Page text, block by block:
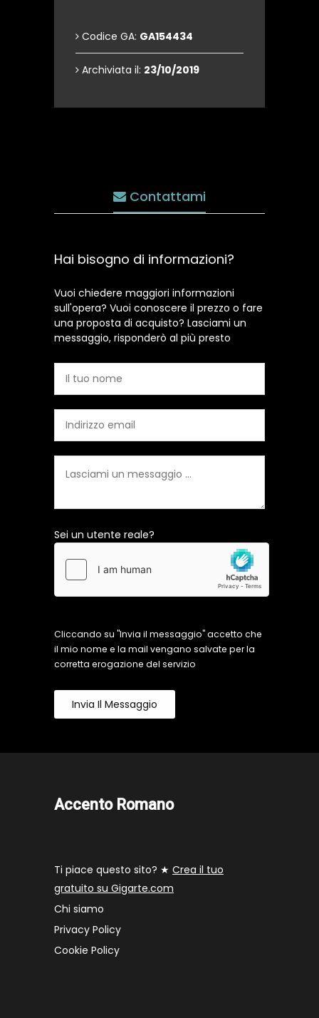
Codice GA: GA154434
Archiviata il: 23/10/2019
Contattami
Hai bisogno di informazioni?
Vuoi chiedere maggiori informazioni
sull'opera? Vuoi conoscere il prezzo o fare
una proposta di acquisto? Lasciami un
messaggio, risponderò al più presto
Sei un utente reale?
Cliccando su "Invia il messaggio" accetto che
il mio nome e la mail vengano salvate per la
corretta erogazione del servizio
Invia Il Messaggio
Accento Romano
Ti piace questo sito? ★ Crea il tuo
gratuito su Gigarte.com
Chi siamo
Privacy Policy
Cookie Policy